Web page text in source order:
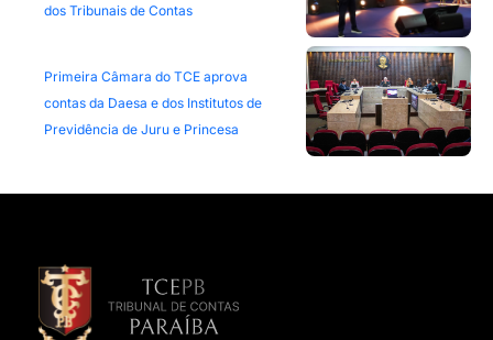
dos Tribunais de Contas
Primeira Câmara do TCE aprova
contas da Daesa e dos Institutos de
Previdência de Juru e Princesa